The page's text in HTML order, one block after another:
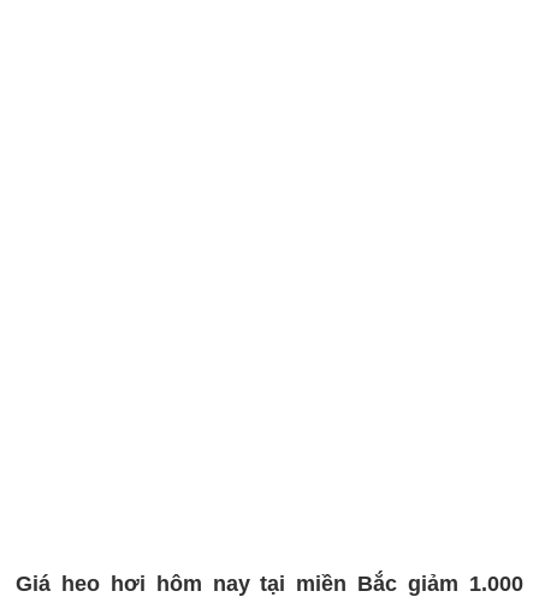
Giá heo hơi hôm nay tại miền Bắc giảm 1.000